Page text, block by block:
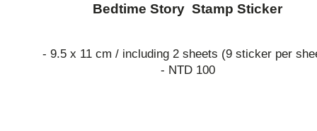
Bedtime Story Stamp Sticker
- 9.5 x 11 cm / including 2 sheets (9 sticker per
- NTD 100